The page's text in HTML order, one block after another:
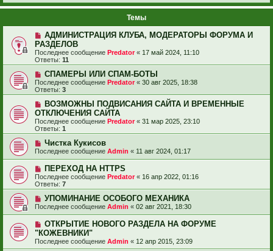
Темы
АДМИНИСТРАЦИЯ КЛУБА, МОДЕРАТОРЫ ФОРУМА И
РАЗДЕЛОВ
Последнее сообщение Predator« 17 май 2024, 11:10
Ответы: 11
СПАМЕРЫ ИЛИ СПАМ-БОТЫ
Последнее сообщение Predator« 30 авг 2025, 18:38
Ответы: 3
ВОЗМОЖНЫ ПОДВИСАНИЯ САЙТА И ВРЕМЕННЫЕ
ОТКЛЮЧЕНИЯ САЙТА
Последнее сообщение Predator« 31 мар 2025, 23:10
Ответы: 1
Чистка Кукисов
Последнее сообщение Admin « 11 авг 2024, 01:17
ПЕРЕХОД НА HTTPS
Последнее сообщение Predator« 16 апр 2022, 01:16
Ответы: 7
УПОМИНАНИЕ ОСОБОГО МЕХАНИКА
Последнее сообщение Admin « 02 авг 2021, 18:30
ОТКРЫТИЕ НОВОГО РАЗДЕЛА НА ФОРУМЕ
"КОЖЕВНИКИ"
Последнее сообщение Admin « 12 апр 2015, 23:09